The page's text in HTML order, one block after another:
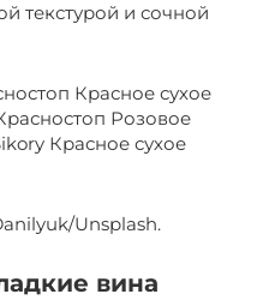
текстурой и сочной
Красное сухое
Розовое
Красное сухое
Unsplash.
вина